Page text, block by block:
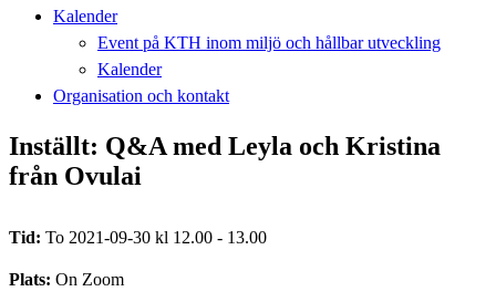
Kalender
Event på KTH inom miljö och hållbar utveckling
Kalender
Organisation och kontakt
Inställt: Q&A med Leyla och Kristina
från Ovulai
Tid: To 2021-09-30 kl 12.00 - 13.00
Plats: On Zoom